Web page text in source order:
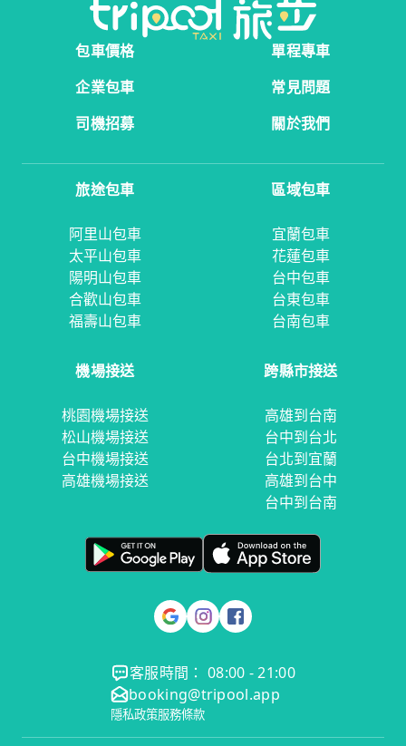
包車價格
單程專車
企業包車
常見問題
司機招募
關於我們
旅途包車
阿里山包車
太平山包車
陽明山包車
合歡山包車
福壽山包車
區域包車
宜蘭包車
花蓮包車
台中包車
台東包車
台南包車
機場接送
桃園機場接送
松山機場接送
台中機場接送
高雄機場接送
跨縣市接送
高雄到台南
台中到台北
台北到宜蘭
高雄到台中
台中到台南
客服時間： 08:00 - 21:00
booking@tripool.app
隱私政策服務條款